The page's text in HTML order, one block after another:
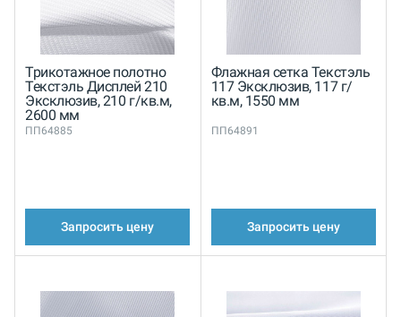
Трикотажное полотно
Текстэль Дисплей 210
Эксклюзив, 210 г/кв.м,
2600 мм
ПП64885
Запросить цену
Флажная сетка Текстэль
117 Эксклюзив, 117 г/
кв.м, 1550 мм
ПП64891
Запросить цену